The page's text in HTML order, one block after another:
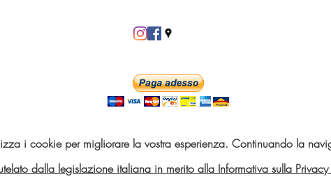
i cookie per migliorare la vostra esperienza. Continuando la
dalla legislazione italiana in merito alla Informativa sulla